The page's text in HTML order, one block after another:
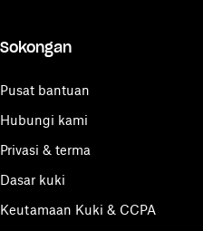
Sokongan
Pusat bantuan
Hubungi kami
Privasi & terma
Dasar kuki
Keutamaan Kuki & CCPA